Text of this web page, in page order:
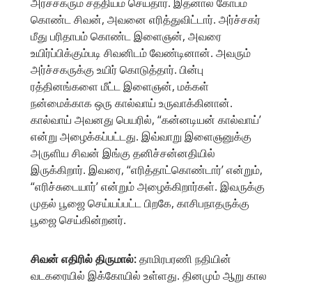
கொண்ட சிவன், அவனை எரித்துவிட்டார். அர்ச்சகர்
மீது பரிதாபம் கொண்ட இளைஞன், அவரை
உயிர்ப்பிக்கும்படி சிவனிடம் வேண்டினான். அவரும்
அர்ச்சகருக்கு உயிர் கொடுத்தார். பின்பு
ரத்தினங்களை மீட்ட இளைஞன், மக்கள்
நன்மைக்காக ஒரு கால்வாய் உருவாக்கினான்.
கால்வாய் அவனது பெயரில், “கன்னடியன் கால்வாய்’
என்று அழைக்கப்பட்டது. இவ்வாறு இளைஞனுக்கு
அருளிய சிவன் இங்கு தனிச்சன்னதியில்
இருக்கிறார். இவரை, “எரித்தாட்கொண்டார்’ என்றும்,
“எரிச்சுடையார்’ என்றும் அழைக்கிறார்கள். இவருக்கு
முதல் பூஜை செய்யப்பட்ட பிறகே, காசிபநாதருக்கு
பூஜை செய்கின்றனர்.
சிவன் எதிரில் திருமால்:தாமிரபரணி நதியின்
வடகரையில் இக்கோயில் உள்ளது. தினமும் ஆறு கால